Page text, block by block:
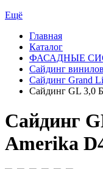
Ещё
Главная
Каталог
ФАСАДНЫЕ
Сайдинг
Сайдинг Grand
Сайдинг GL 3,0
Сайдинг
Amerika